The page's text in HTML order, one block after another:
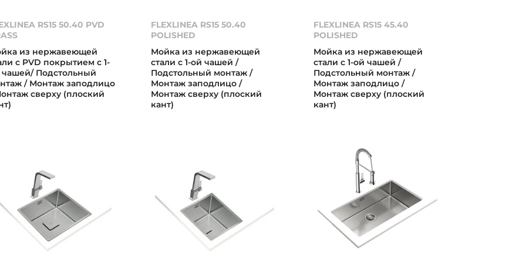
RS15 50.40 PVD
из нержавеющей
с PVD покрытием с 1-
чашей/ Подстольный
/ Монтаж заподлицо
сверху (плоский
FLEXLINEA RS15 50.40
POLISHED
Мойка из нержавеющей
стали с 1-ой чашей /
Подстольный монтаж /
Монтаж заподлицо /
Монтаж сверху (плоский
кант)
FLEXLINEA RS15 45.40
POLISHED
Мойка из нержавеющей
стали с 1-ой чашей /
Подстольный монтаж /
Монтаж заподлицо /
Монтаж сверху (плоский
кант)